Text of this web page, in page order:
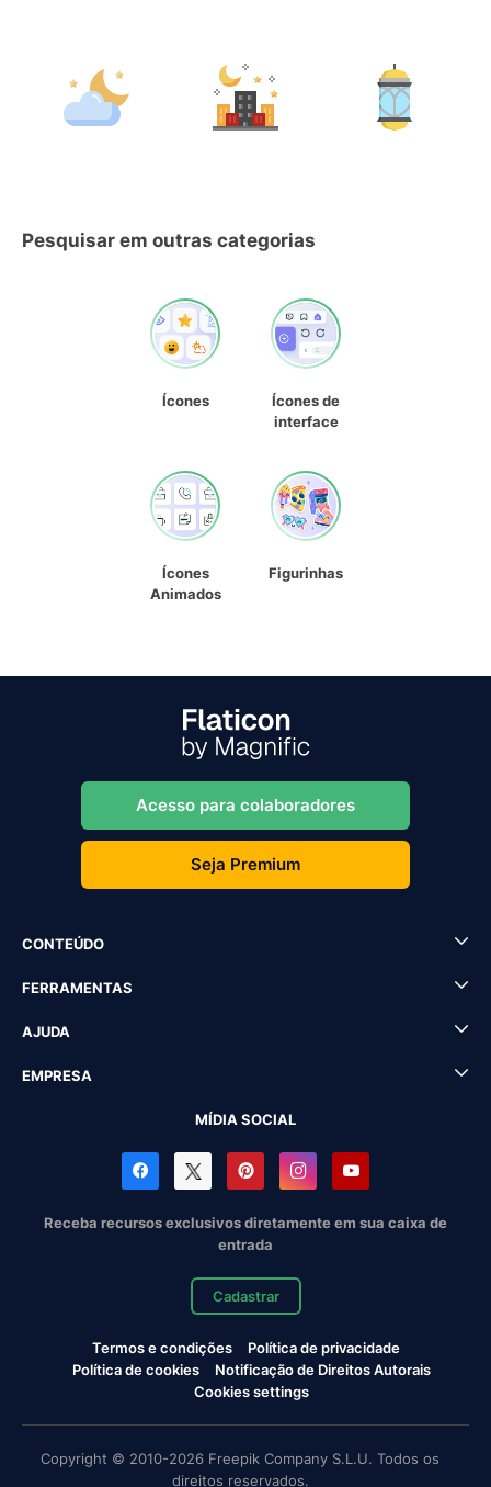
Pesquisar em outras categorias
Ícones
Ícones de
interface
Ícones
Animados
Figurinhas
Acesso para colaboradores
Seja Premium
CONTEÚDO
FERRAMENTAS
AJUDA
EMPRESA
MÍDIA SOCIAL
Receba recursos exclusivos diretamente em sua caixa de
entrada
Cadastrar
Termos e condições
Política de privacidade
Política de cookies
Notificação de Direitos Autorais
Cookies settings
Copyright © 2010-2026 Freepik Company S.L.U. Todos os
direitos reservados.